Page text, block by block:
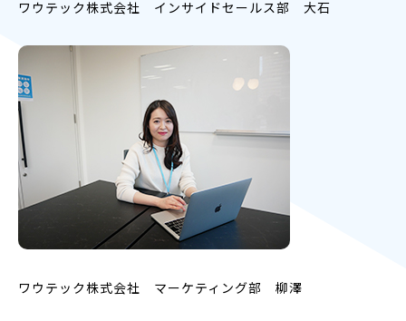
ワウテック株式会社 インサイドセールス部 大石
ワウテック株式会社 マーケティング部 柳澤